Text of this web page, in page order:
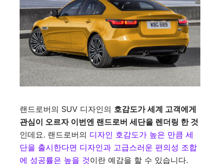
랜드로버의 SUV 디자인의 호감도가 세계 고객에게
관심이 오르자 이번엔 랜드로버 세단을 렌더링 한 것
인데요. 랜드로버의 디자인 호감도가 높은 만큼 세
단을 출시한다면 디자인과 고급스러운 편의성 조합
에 성공률은 높을 것이란 예감을 할 수 있습니다.